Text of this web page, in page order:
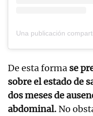
De esta forma se
sobre el estado de
dos meses de
abdominal. No